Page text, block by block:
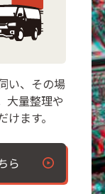
い、その場
大量整理や
ます。
ら